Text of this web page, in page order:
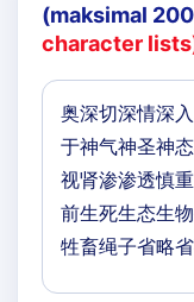
(maksimal
character